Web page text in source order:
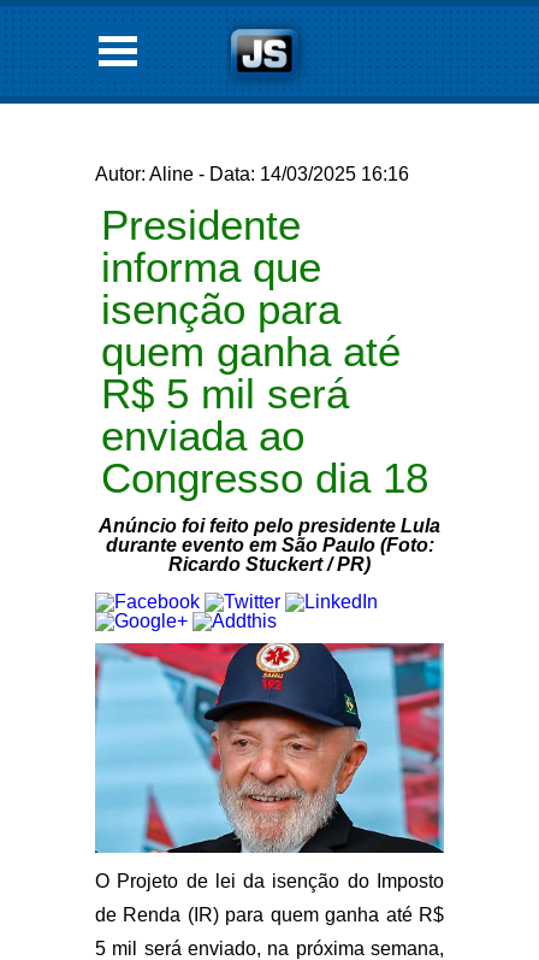
Autor: Aline - Data: 14/03/2025 16:16
Presidente
informa que
isenção para
quem ganha até
R$ 5 mil será
enviada ao
Congresso dia 18
Anúncio foi feito pelo presidente Lula
durante evento em São Paulo (Foto:
Ricardo Stuckert / PR)
O Projeto de lei da isenção do Imposto
de Renda (IR) para quem ganha até R$
5 mil será enviado, na próxima semana,